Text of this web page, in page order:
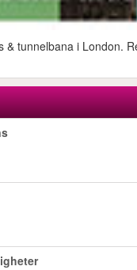
& tunnelbana i London.